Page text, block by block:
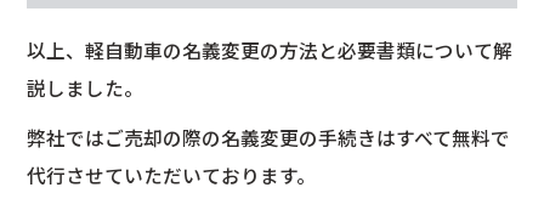
以上、軽自動車の名義変更の方法と必要書類について解
説しました。
弊社ではご売却の際の名義変更の手続きはすべて無料で
代行させていただいております。